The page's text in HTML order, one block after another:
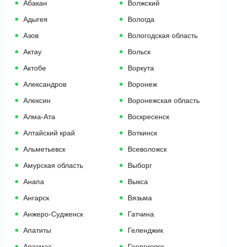
Абакан
Адыгея
Азов
Актау
Актобе
Александров
Алексин
Алма-Ата
Алтайский край
Альметьевск
Амурская область
Анапа
Ангарск
Анжеро-Судженск
Апатиты
Волжский
Вологда
Вологодская область
Вольск
Воркута
Воронеж
Воронежская область
Воскресенск
Воткинск
Всеволожск
Выборг
Выкса
Вязьма
Гатчина
Геленджик